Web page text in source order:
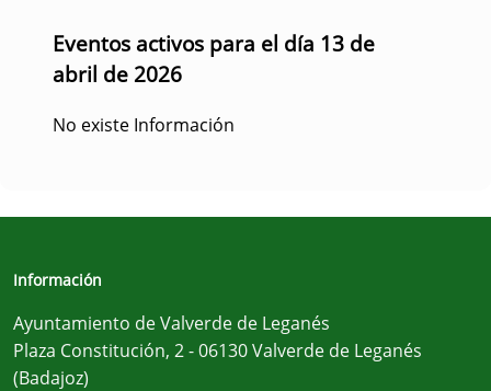
Eventos activos para el día 13 de
abril de 2026
No existe Información
Información
Ayuntamiento de Valverde de Leganés
Plaza Constitución, 2 - 06130 Valverde de Leganés
(Badajoz)